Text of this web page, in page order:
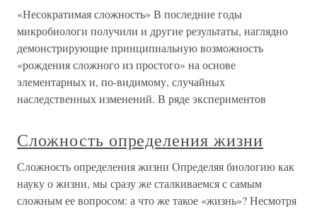
«Несократимая сложность» В последние годы
микробиологи получили и другие результаты, наглядно
демонстрирующие принципиальную возможность
«рождения сложного из простого» на основе
элементарных и, по-видимому, случайных
наследственных изменений. В ряде экспериментов
Сложность определения жизни
Сложность определения жизни Определяя биологию как
науку о жизни, мы сразу же сталкиваемся с самым
сложным ее вопросом: а что же такое «жизнь»? Несмотря